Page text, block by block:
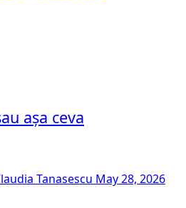
așa ceva
Tanasescu May 28, 2026